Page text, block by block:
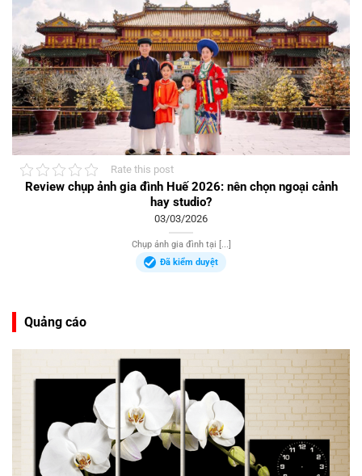
Rate this post
Review chụp ảnh gia đình Huế 2026: nên chọn ngoại cảnh
hay studio?
03/03/2026
Chụp ảnh gia đình tại [...]
Đã kiểm duyệt
Quảng cáo